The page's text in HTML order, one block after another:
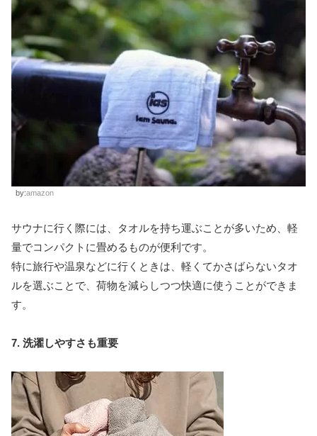
by:amazon
サウナに行く際には、タオルを持ち運ぶことが多いため、軽
量でコンパクトに畳めるものが便利です。
特に旅行や温泉などに行くときは、軽くてかさばらないタオ
ルを選ぶことで、荷物を減らしつつ快適に使うことができま
す。
7. 洗濯しやすさも重要